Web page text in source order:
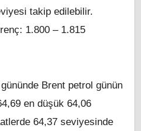
takip edilebilir.
1.800 – 1.815
Brent petrol günün
en düşük 64,06
64,37 seviyesinde